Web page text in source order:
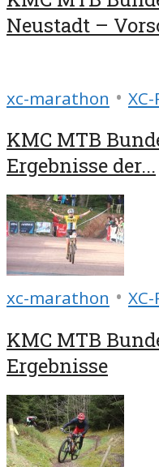
Neustadt –
xc-marathon •
KMC MTB
Ergebnisse der...
xc-marathon •
KMC MTB
Ergebnisse